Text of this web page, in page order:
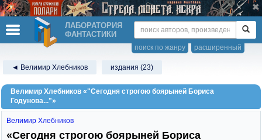
ЛАБОРАТОРИЯ
ФАНТАСТИКИ
расширенный
поиск по жанру
◄ Велимир Хлебников издания (23)
Велимир Хлебников «"Сегодня строгою боярыней Бориса
Годунова..."»
Велимир Хлебников
«Сегодня строгою боярыней Бориса